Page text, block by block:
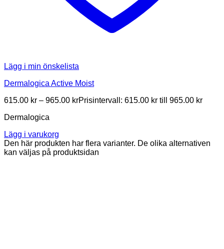
Lägg i min önskelista
Dermalogica Active Moist
615.00 kr – 965.00 krPrisintervall: 615.00 kr till 965.00 kr
Dermalogica
Lägg i varukorg
Den här produkten har flera varianter. De olika alternativen
kan väljas på produktsidan